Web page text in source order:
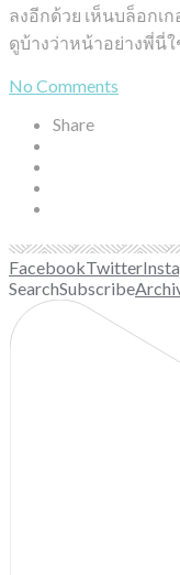
ลงอีกด้วย เห็นบล็อกเ
ดูบ้างว่าหน้าอย่างพี่นี่
No Comments
Share
FacebookTwitter
SearchSubscribe